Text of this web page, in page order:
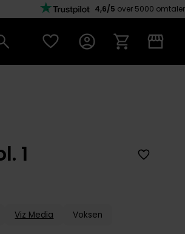
4,6/5 over 5000 omtaler
1
Viz Media Voksen